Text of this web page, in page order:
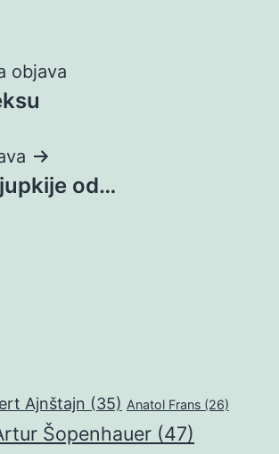
objava
od…
Ajnštajn (35) Anatol Frans (26)
Šopenhauer (47)